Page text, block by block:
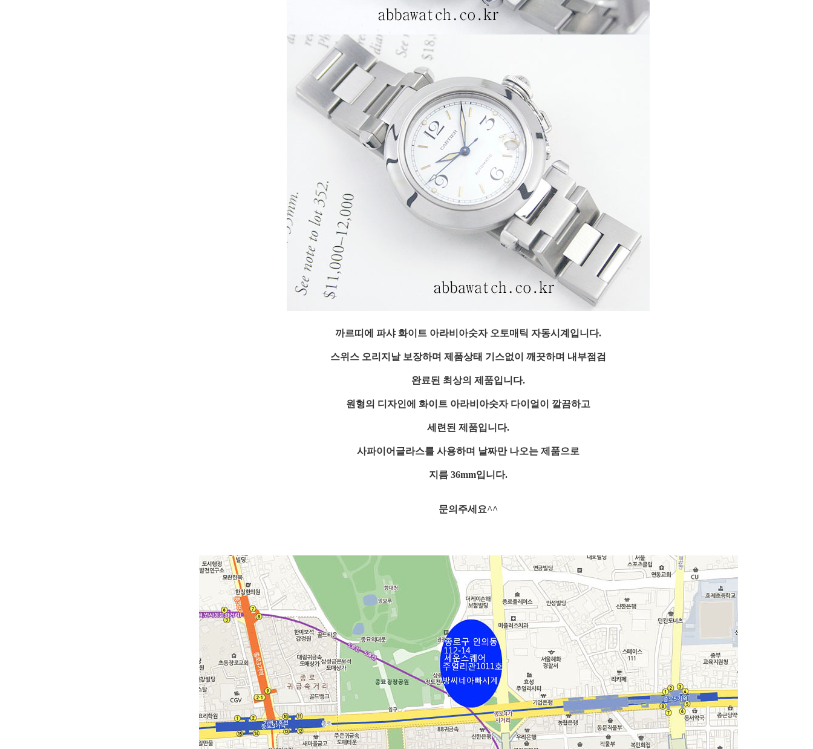
까르띠에 파샤 화이트 아라비아숫자 오토매틱 자동시계입니다.
스위스 오리지날 보장하며 제품상태 기스없이 깨끗하며 내부점검
완료된 최상의 제품입니다.
원형의 디자인에 화이트 아라비아숫자 다이얼이 깔끔하고
세련된 제품입니다.
사파이어글라스를 사용하며 날짜만 나오는 제품으로
지름 36mm입니다.
문의주세요^^